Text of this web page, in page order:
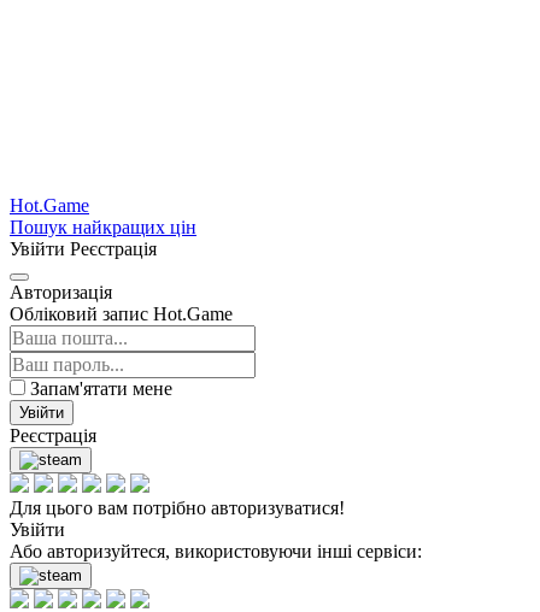
Hot.Game
Пошук найкращих цін
Увійти Реєстрація
Авторизація
Обліковий запис Hot.Game
Запам'ятати мене
Увійти
Реєстрація
Для цього вам потрібно авторизуватися!
Увійти
Або авторизуйтеся, використовуючи інші сервіси: